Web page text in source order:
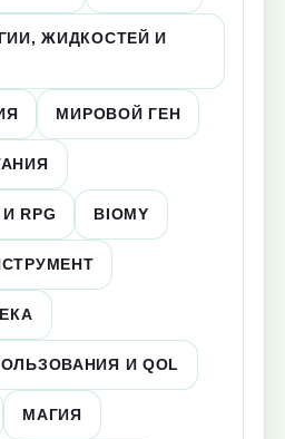
ЖИДКОСТЕЙ И
МИРОВОЙ ГЕН
RPG BIOMY
И QOL
МАГИЯ